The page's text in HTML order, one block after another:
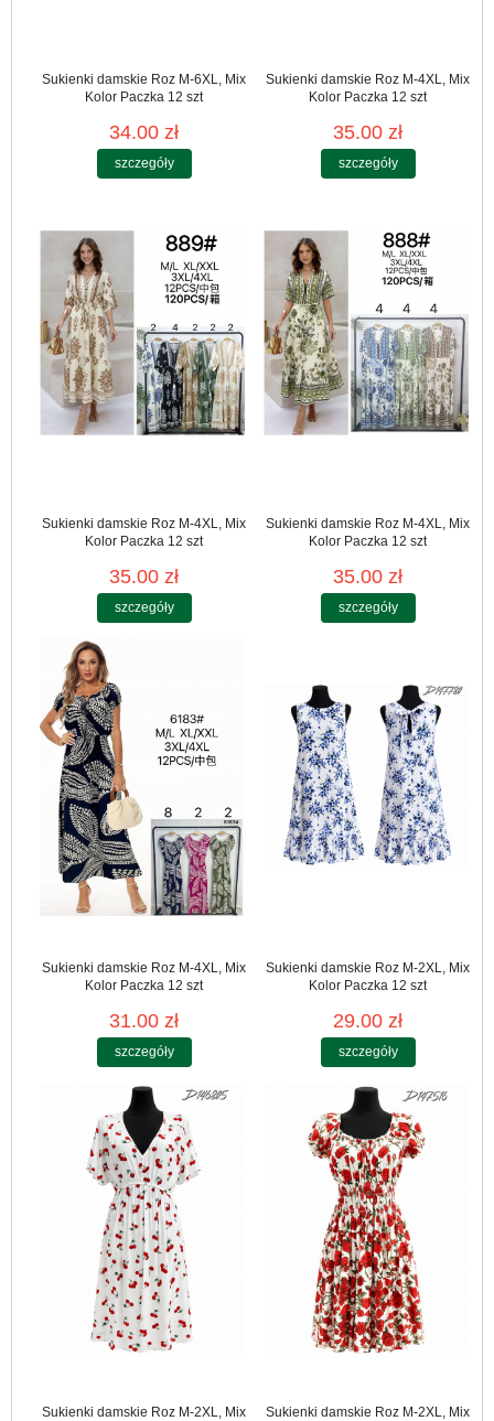
Sukienki damskie Roz M-6XL, Mix
Kolor Paczka 12 szt
34.00 zł
szczegóły
Sukienki damskie Roz M-4XL, Mix
Kolor Paczka 12 szt
35.00 zł
szczegóły
Sukienki damskie Roz M-4XL, Mix
Kolor Paczka 12 szt
35.00 zł
szczegóły
Sukienki damskie Roz M-4XL, Mix
Kolor Paczka 12 szt
35.00 zł
szczegóły
Sukienki damskie Roz M-4XL, Mix
Kolor Paczka 12 szt
31.00 zł
szczegóły
Sukienki damskie Roz M-2XL, Mix
Kolor Paczka 12 szt
29.00 zł
szczegóły
Sukienki damskie Roz M-2XL, Mix Sukienki damskie Roz M-2XL, Mix